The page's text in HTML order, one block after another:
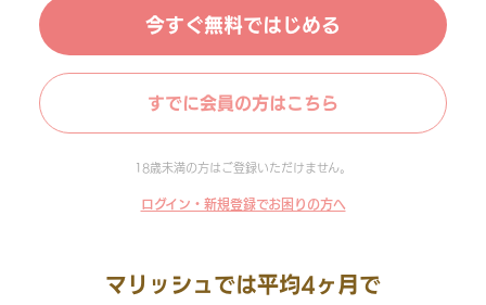
今すぐ無料ではじめる
すでに会員の方はこちら
18歳未満の方はご登録いただけません。
ログイン・新規登録でお困りの方へ
マリッシュでは平均4ヶ月で